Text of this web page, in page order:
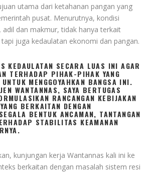
utama dari ketahanan pangan yang
pusat. Menurutnya, kondisi
adil dan makmur, tidak hanya terkait
juga kedaulatan ekonomi dan pangan.
KEDAULATAN SECARA LUAS INI AGAR
TERHADAP PIHAK-PIHAK YANG
MENGGOYAHKAN BANGSA INI.
WANTANNAS, SAYA BERTUGAS
RANCANGAN KEBIJAKAN
BERKAITAN DENGAN
BENTUK ANCAMAN, TANTANGAN
STABILITAS KEAMANAN
kunjungan kerja Wantannas kali ini ke
berkaitan dengan masalah sistem resi